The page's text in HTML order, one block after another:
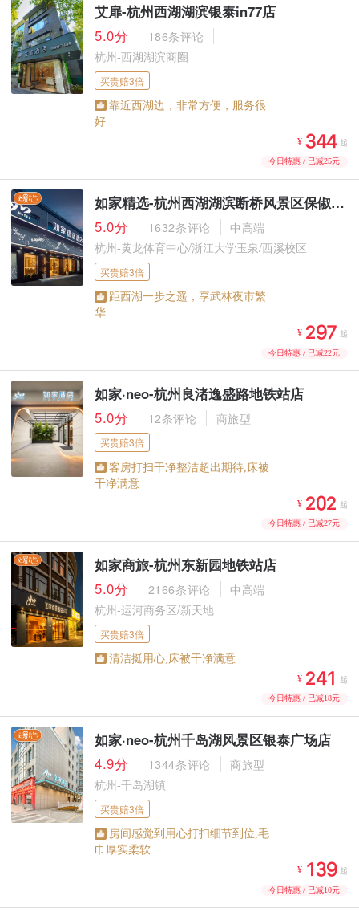
艾扉-杭州西湖湖滨银泰in77店
5.0分
186条评论
杭州-西湖湖滨商圈
买贵赔3倍
靠近西湖边，非常方便，服务很
好
¥  起
今日特惠 / 已减25元
如家精选-杭州西湖湖滨断桥风景区保俶路店
5.0分
1632条评论
中高端
杭州-黄龙体育中心/浙江大学玉泉/西溪校区
买贵赔3倍
距西湖一步之遥，享武林夜市繁
华
¥  起
今日特惠 / 已减22元
如家·neo-杭州良渚逸盛路地铁站店
5.0分
12条评论 商旅型
买贵赔3倍
客房打扫干净整洁超出期待,床被
干净满意
¥  起
今日特惠 / 已减27元
如家商旅-杭州东新园地铁站店
5.0分
2166条评论
中高端
杭州-运河商务区/新天地
买贵赔3倍
清洁挺用心,床被干净满意
¥  起
今日特惠 / 已减18元
如家·neo-杭州千岛湖风景区银泰广场店
4.9分
1344条评论
商旅型
杭州-千岛湖镇
买贵赔3倍
房间感觉到用心打扫细节到位,毛
巾厚实柔软
¥   起
今日特惠 / 已减10元